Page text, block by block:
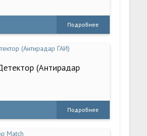
Подробнее
(Антирадар
Подробнее